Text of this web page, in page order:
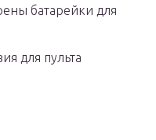
батарейки для
для пульта